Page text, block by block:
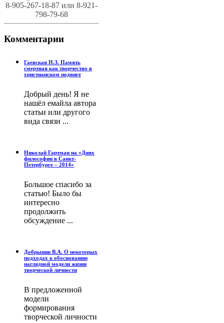
8-905-267-18-87 или 8-921-
798-79-68
Комментарии
Гаевская Н.З. Память
смертная как творчество в
христианском подвиге
Добрый день! Я не
нашёл емайла автора
статьи или другого
вида связи ...
Николай Гартман на «Днях
философии в Санкт-
Петербурге – 2014»
Большое спасибо за
статью! Было бы
интересно
продолжить
обсуждение ...
Добрынин В.А. О некоторых
подходах к обоснованию
наглядной модели жизни
творческой личности
В предложенной
модели
формирования
творческой личности